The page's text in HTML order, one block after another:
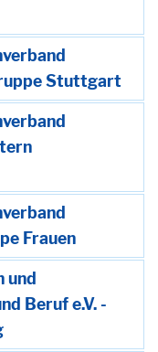
Stuttgart
Frauen
und
Beruf e.V. -